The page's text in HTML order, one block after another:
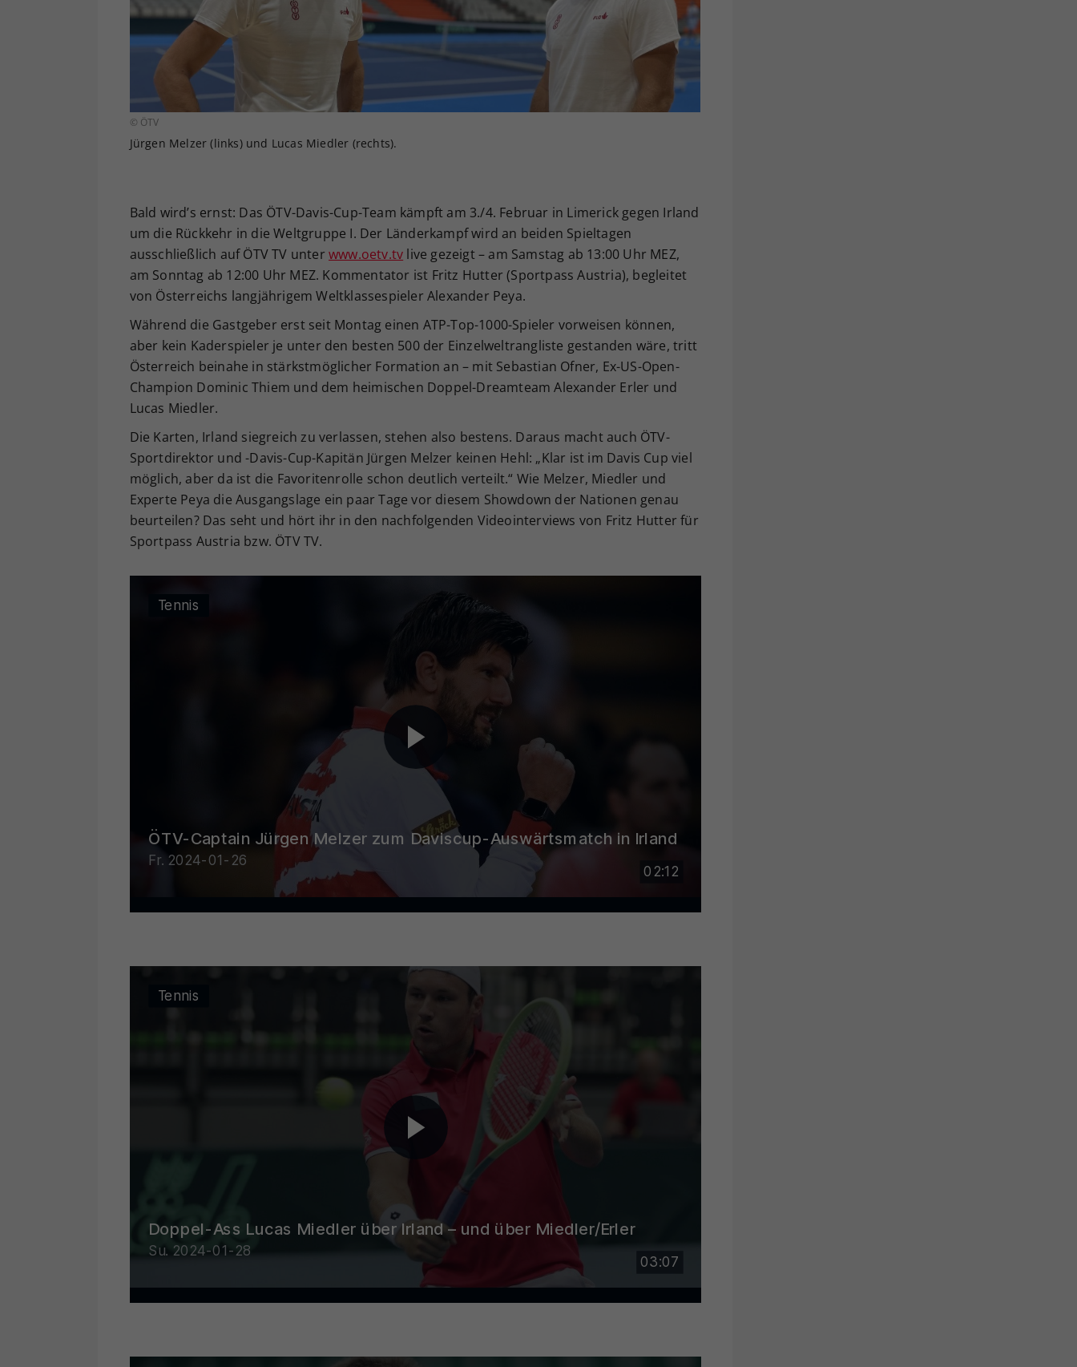
© ÖTV
Jürgen Melzer (links) und Lucas Miedler (rechts).
Bald wird’s ernst: Das ÖTV-Davis-Cup-Team kämpft am 3./4. Februar in Limerick gegen Irland
um die Rückkehr in die Weltgruppe I. Der Länderkampf wird an beiden Spieltagen
ausschließlich auf ÖTV TV unter www.oetv.tv live gezeigt – am Samstag ab 13:00 Uhr MEZ,
am Sonntag ab 12:00 Uhr MEZ. Kommentator ist Fritz Hutter (Sportpass Austria), begleitet
von Österreichs langjährigem Weltklassespieler Alexander Peya.
Während die Gastgeber erst seit Montag einen ATP-Top-1000-Spieler vorweisen können,
aber kein Kaderspieler je unter den besten 500 der Einzelweltrangliste gestanden wäre, tritt
Österreich beinahe in stärkstmöglicher Formation an – mit Sebastian Ofner, Ex-US-Open-
Champion Dominic Thiem und dem heimischen Doppel-Dreamteam Alexander Erler und
Lucas Miedler.
Die Karten, Irland siegreich zu verlassen, stehen also bestens. Daraus macht auch ÖTV-
Sportdirektor und -Davis-Cup-Kapitän Jürgen Melzer keinen Hehl: „Klar ist im Davis Cup viel
möglich, aber da ist die Favoritenrolle schon deutlich verteilt.“ Wie Melzer, Miedler und
Experte Peya die Ausgangslage ein paar Tage vor diesem Showdown der Nationen genau
beurteilen? Das seht und hört ihr in den nachfolgenden Videointerviews von Fritz Hutter für
Sportpass Austria bzw. ÖTV TV.
Ihrer vorgenommen Einstellungen, falls der
Webseiten-Betreiber dies eingestellt hat.